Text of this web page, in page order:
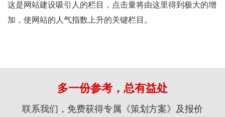
这是网站建设吸引人的栏目，点击量将由这里得到极大的增
加，使网站的人气指数上升的关键栏目。
多一份参考，总有益处
联系我们，免费获得专属《策划方案》及报价